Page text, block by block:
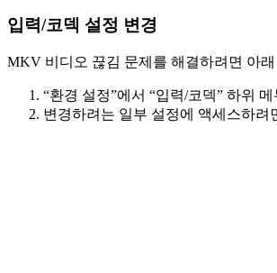
입력/코덱 설정 변경
MKV 비디오 끊김 문제를 해결하려면 아
“환경 설정”에서 “입력/코덱” 하위
변경하려는 일부 설정에 액세스하려